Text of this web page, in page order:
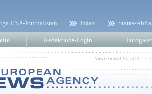
ENA-Journalisten Index Status-
Redaktions-Login